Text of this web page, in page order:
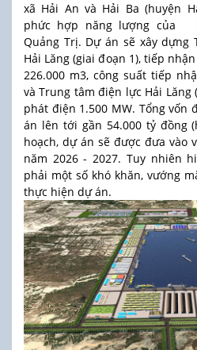
xã Hải An và Hải Ba (huyện
phức hợp năng lượng của
Quảng Trị. Dự án sẽ xây dựng
Hải Lăng (giai đoạn 1), tiếp
226.000 m3, công suất tiếp
và Trung tâm điện lực Hải Lăng
phát điện 1.500 MW. Tổng vốn
án lên tới gần 54.000 tỷ đồng
hoạch, dự án sẽ được đưa vào
năm 2026 - 2027. Tuy nhiên
phải một số khó khăn, vướng
thực hiện dự án.